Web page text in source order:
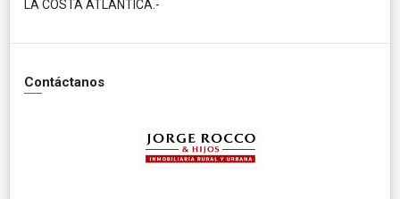
LA COSTA ATLÁNTICA.-
Contáctanos